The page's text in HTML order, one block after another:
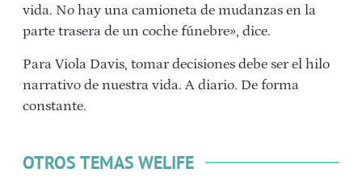
vida. No hay una camioneta de mudanzas en la
parte trasera de un coche fúnebre», dice.
Para Viola Davis, tomar decisiones debe ser el hilo
narrativo de nuestra vida. A diario. De forma
constante.
OTROS TEMAS WELIFE